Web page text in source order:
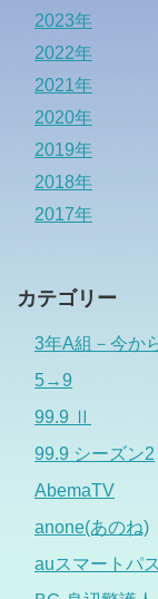
2023年
2022年
2021年
2020年
2019年
2018年
2017年
カテゴリー
3年A組－今か
5→9
99.9 Ⅱ
99.9 シーズン2
AbemaTV
anone(あのね)
auスマートパ